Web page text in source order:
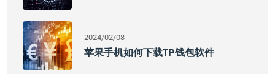
2024/02/08
苹果手机如何下载TP钱包软件